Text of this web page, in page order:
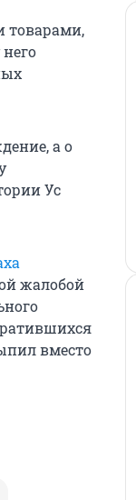
товарами,
а о
Ус
жалобой
вместо